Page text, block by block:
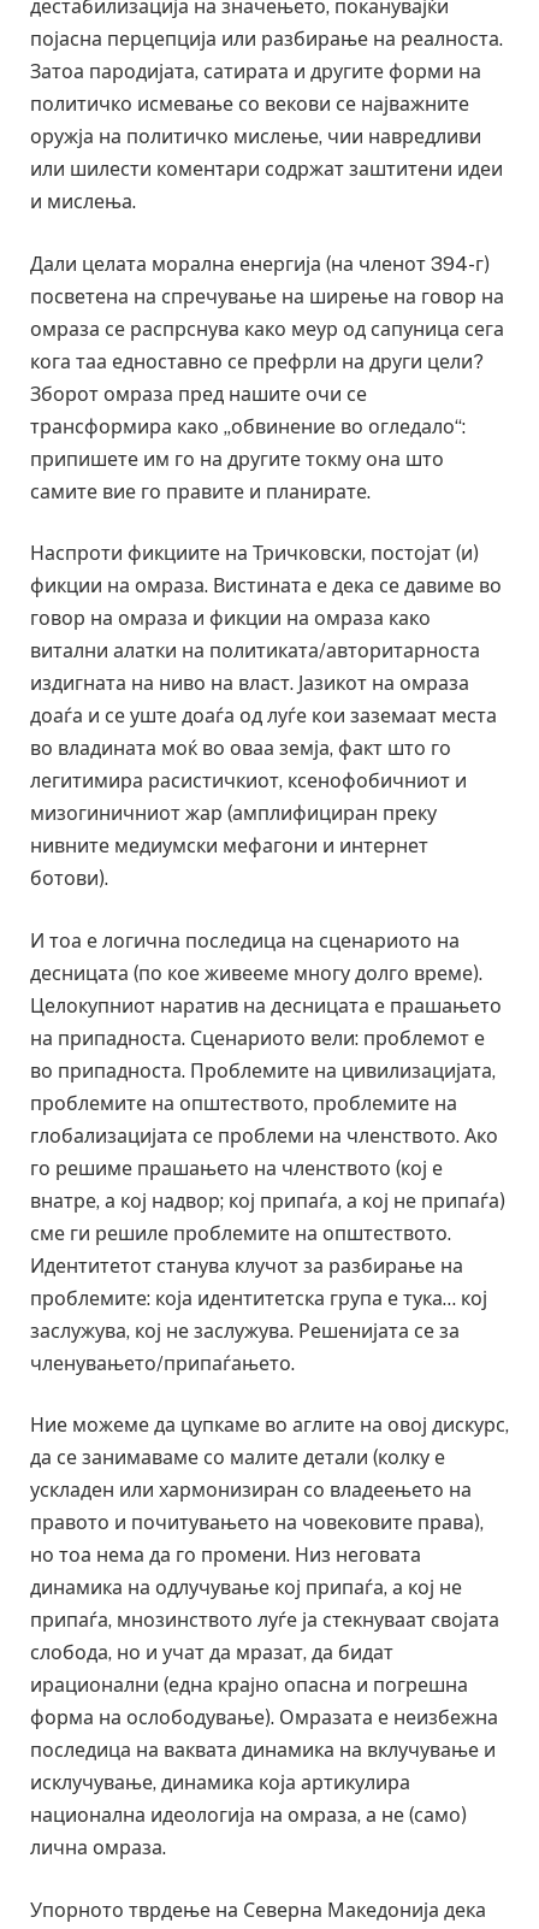
дестабилизација на значењето, поканувајќи
појасна перцепција или разбирање на реалноста.
Затоа пародијата, сатирата и другите форми на
политичко исмевање со векови се најважните
оружја на политичко мислење, чии навредливи
или шилести коментари содржат заштитени идеи
и мислења.
Дали целата морална енергија (на членот 394-г)
посветена на спречување на ширење на говор на
омраза се распрснува како меур од сапуница сега
кога таа едноставно се префрли на други цели?
Зборот омраза пред нашите очи се
трансформира како „обвинение во огледало“:
припишете им го на другите токму она што
самите вие го правите и планирате.
Наспроти фикциите на Тричковски, постојат (и)
фикции на омраза. Вистината е дека се давиме во
говор на омраза и фикции на омраза како
витални алатки на политиката/авторитарноста
издигната на ниво на власт. Јазикот на омраза
доаѓа и се уште доаѓа од луѓе кои заземаат места
во владината моќ во оваа земја, факт што го
легитимира расистичкиот, ксенофобичниот и
мизогиничниот жар (амплифициран преку
нивните медиумски мефагони и интернет
ботови).
И тоа е логична последица на сценариото на
десницата (по кое живееме многу долго време).
Целокупниот наратив на десницата е прашањето
на припадноста. Сценариото вели: проблемот е
во припадноста. Проблемите на цивилизацијата,
проблемите на општеството, проблемите на
глобализацијата се проблеми на членството. Ако
го решиме прашањето на членството (кој е
внатре, а кој надвор; кој припаѓа, а кој не припаѓа)
сме ги решиле проблемите на општеството.
Идентитетот станува клучот за разбирање на
проблемите: која идентитетска група е тука… кој
заслужува, кој не заслужува. Решенијата се за
членувањето/припаѓањето.
Ние можеме да цупкаме во аглите на овој дискурс,
да се занимаваме со малите детали (колку е
ускладен или хармонизиран со владеењето на
правото и почитувањето на човековите права),
но тоа нема да го промени. Низ неговата
динамика на одлучување кој припаѓа, а кој не
припаѓа, мнозинството луѓе ја стекнуваат својата
слобода, но и учат да мразат, да бидат
ирационални (една крајно опасна и погрешна
форма на ослободување). Омразата е неизбежна
последица на ваквата динамика на вклучување и
исклучување, динамика која артикулира
национална идеологија на омраза, а не (само)
лична омраза.
Упорното тврдење на Северна Македонија дека